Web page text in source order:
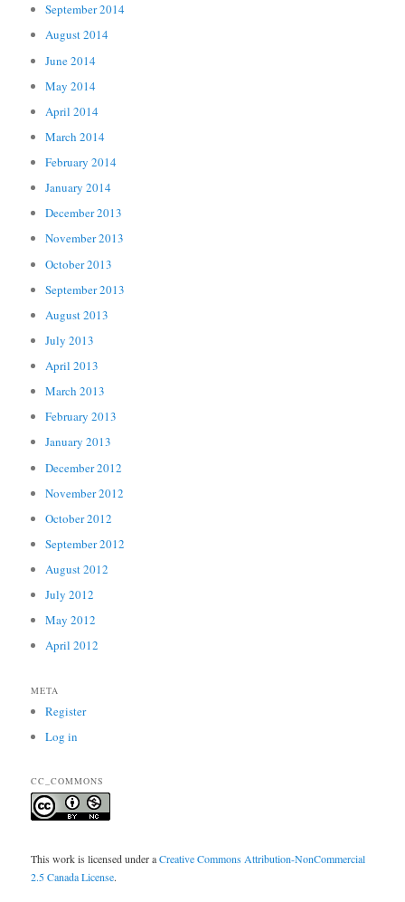
September 2014
August 2014
June 2014
May 2014
April 2014
March 2014
February 2014
January 2014
December 2013
November 2013
October 2013
September 2013
August 2013
July 2013
April 2013
March 2013
February 2013
January 2013
December 2012
November 2012
October 2012
September 2012
August 2012
July 2012
May 2012
April 2012
META
Register
Log in
CC_COMMONS
This work is licensed under aCreative Commons Attribution-NonCommercial
2.5 Canada License.